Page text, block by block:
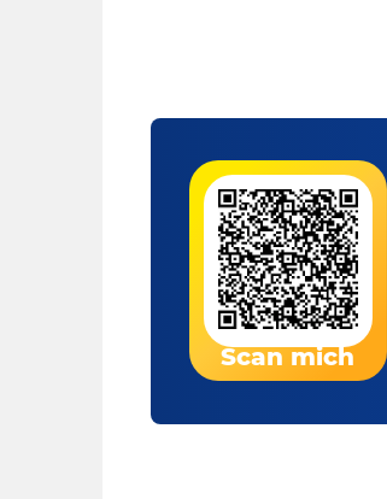
Scan mich